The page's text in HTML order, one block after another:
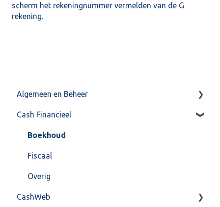
scherm het rekeningnummer vermelden van de G
rekening.
Algemeen en Beheer
Bank(koppeling)
Import/Export
Postbus
Training & Consultancy
Overig
Cash Financieel
Boekhoud
Fiscaal
Overig
CashWeb